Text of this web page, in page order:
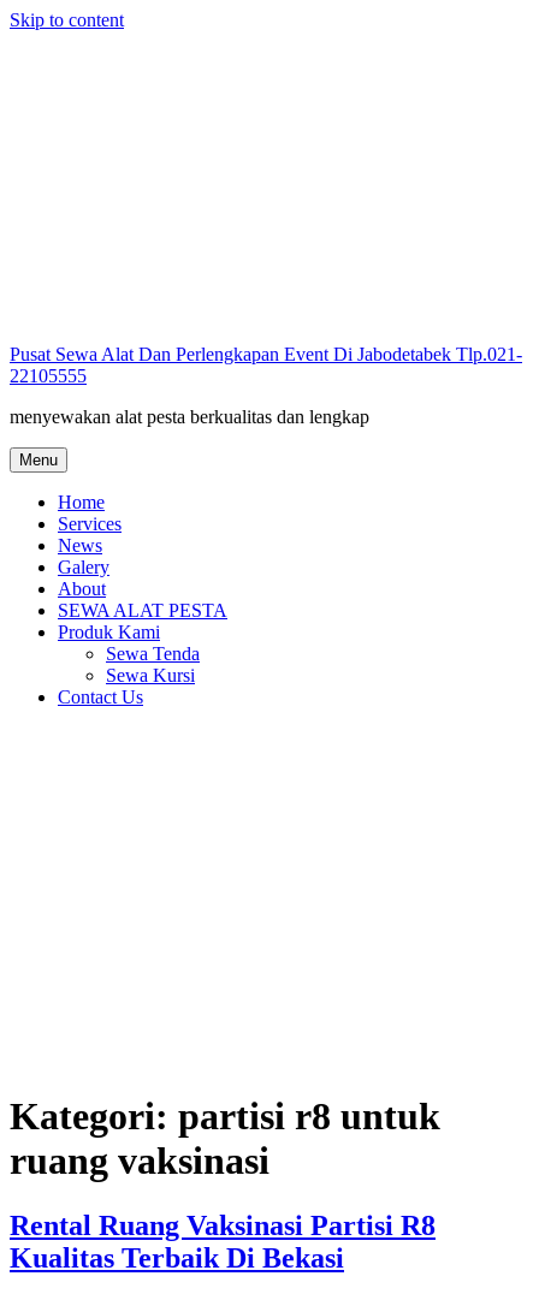
Skip to content
Pusat Sewa Alat Dan Perlengkapan Event Di Jabodetabek Tlp.021-
22105555
menyewakan alat pesta berkualitas dan lengkap
Menu
Home
Services
News
Galery
About
SEWA ALAT PESTA
Produk Kami
Sewa Tenda
Sewa Kursi
Contact Us
Kategori: partisi r8 untuk
ruang vaksinasi
Rental Ruang Vaksinasi Partisi R8
Kualitas Terbaik Di Bekasi